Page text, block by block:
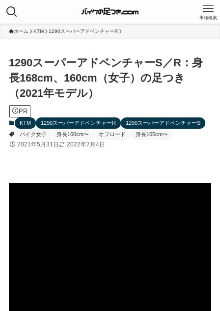
車種検索
ホーム KTM 1290スーパーアドベンチャーR
1290スーパーアドベンチャーS／R：身
長168cm、160cm（女子）の足つき
（2021年モデル）
PR
KTM 1290スーパーアドベンチャーR
1290スーパーアドベンチャーS
バイク女子
身長160cm〜 オフロード 身長165cm〜
2021年5月31日 2022年7月4日